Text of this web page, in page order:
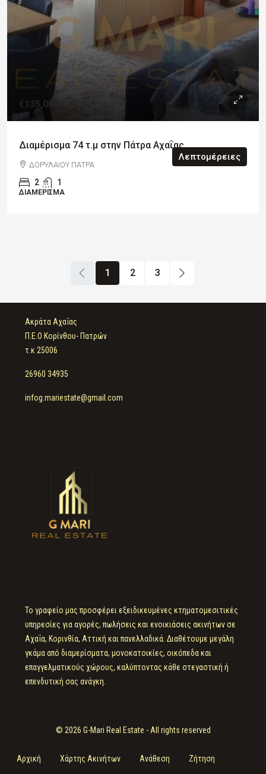
€135,000
Διαμέρισμα 74 τ.μ στην Πάτρα Αχαΐας
ΔΟΡΥΛΑΙΟΥ ΠΑΤΡΑ
2 1
ΔΙΑΜΈΡΙΣΜΑ
Λεπτομέρειες
1 2 3
Ακράτα Αχαΐας
Π.Ε.Ο Κορίνθου- Πατρών
τ.κ 25006
26960 34935
infog.mariestate@gmail.com
Το γραφείο μας προσφέρει εξειδικευμένες κτηματομεσιτικές
υπηρεσίες για αγορές, πωλήσεις και ενοικιάσεις ακινήτων σε
Αχαΐα, Κορινθία, Αττική και πανελλαδικά. Διαθέτουμε μεγάλη
γκάμα από διαμερίσματα, μονοκατοικίες, οικόπεδα και
επαγγελματικούς χώρους, καλύπτοντας κάθε στεγαστική ή
επενδυτική σας ανάγκη.
© 2026 G-Mari Real Estate - All rights reserved
Αρχική Χάρτης Ακινήτων Ανάθεση Ζήτηση